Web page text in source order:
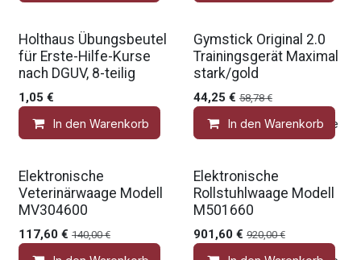
Holthaus Übungsbeutel
für Erste-Hilfe-Kurse
nach DGUV, 8-teilig
1,05 €
In den Warenkorb Auf die Wunschliste
Gymstick Original 2.0
Trainingsgerät Maximal
stark/gold
44,25 € 58,78€
In den Warenkorb
Elektronische
Veterinärwaage Modell
MV304600
117,60 € 140,00€
Elektronische
Rollstuhlwaage Modell
M501660
901,60€ 920,00€